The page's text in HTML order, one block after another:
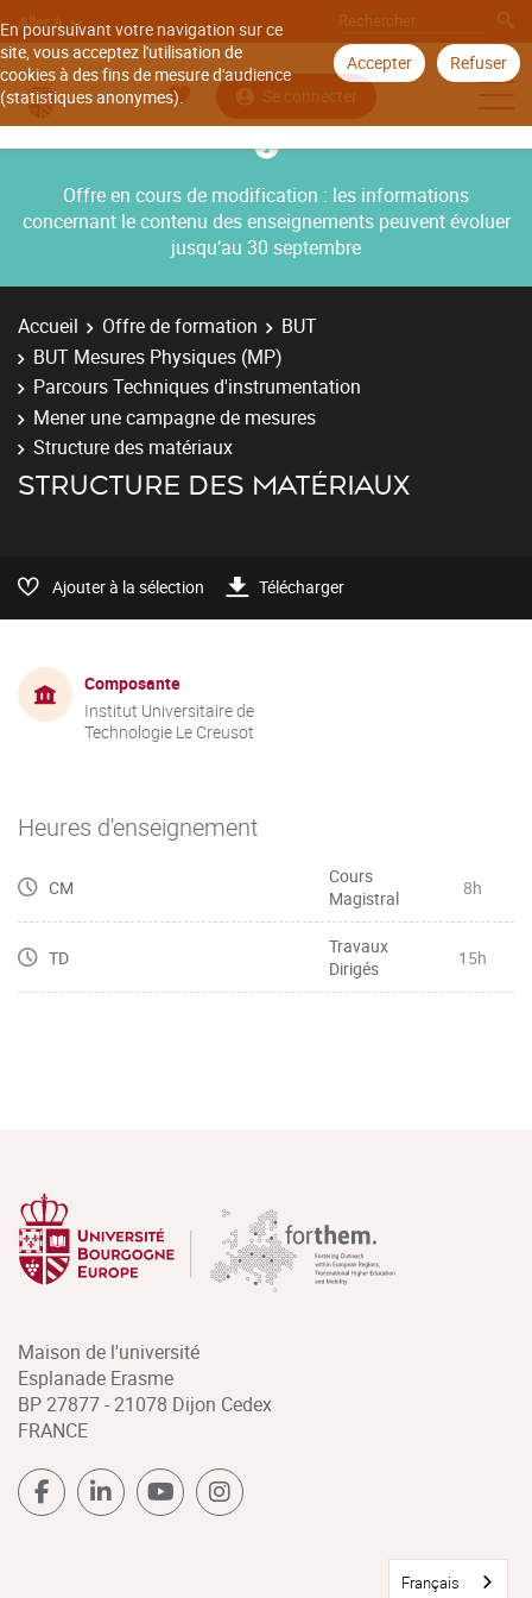
En poursuivant votre navigation sur ce
site, vous acceptez l'utilisation de
cookies à des fins de mesure d'audience
(statistiques anonymes).
Accepter Refuser
Aller à
Se connecter
Offre en cours de modification : les informations
concernant le contenu des enseignements peuvent évoluer
jusqu’au 30 septembre
Accueil Offre de formation
BUT
BUT Mesures Physiques (MP)
Parcours Techniques d'instrumentation
Mener une campagne de mesures
Structure des matériaux
STRUCTURE DES MATÉRIAUX
Ajouter à la sélection Télécharger
Composante
Institut Universitaire de
Technologie Le Creusot
Heures d'enseignement
CM
Cours
Magistral
8h
TD
Travaux
Dirigés
15h
Maison de l'université
Esplanade Erasme
BP 27877 - 21078 Dijon Cedex
FRANCE
Français